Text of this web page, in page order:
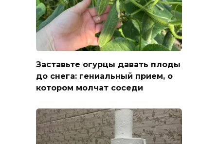
Заставьте огурцы давать плоды
до снега: гениальный прием, о
котором молчат соседи